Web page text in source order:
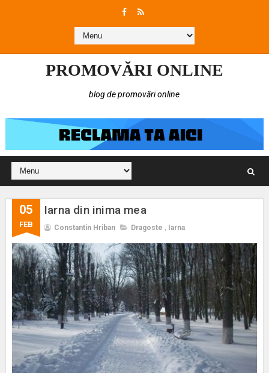
PROMOVĂRI ONLINE
blog de promovări online
05
FEB
Iarna din inima mea
Constantin Hriban Dragoste , Iarna